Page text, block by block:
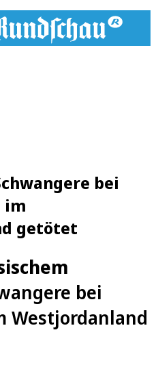
bei
im
getötet
bei
Westjordanland